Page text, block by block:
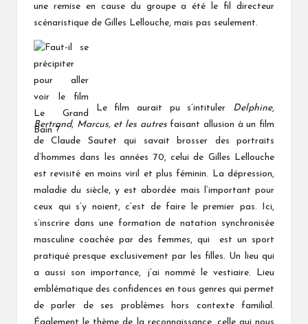
une remise en cause du groupe a été le fil directeur
scénaristique de Gilles Lellouche, mais pas seulement.
Le film aurait pu s’intituler Delphine,
Bertrand, Marcus, et les autres faisant allusion à un film
de Claude Sautet qui savait brosser des portraits
d’hommes dans les années 70, celui de Gilles Lellouche
est revisité en moins viril et plus féminin. La dépression,
maladie du siècle, y est abordée mais l’important pour
ceux qui s’y noient, c’est de faire le premier pas. Ici,
s’inscrire dans une formation de natation synchronisée
masculine coachée par des femmes, qui est un sport
pratiqué presque exclusivement par les filles. Un lieu qui
a aussi son importance, j’ai nommé le vestiaire. Lieu
emblématique des confidences en tous genres qui permet
de parler de ses problèmes hors contexte familial.